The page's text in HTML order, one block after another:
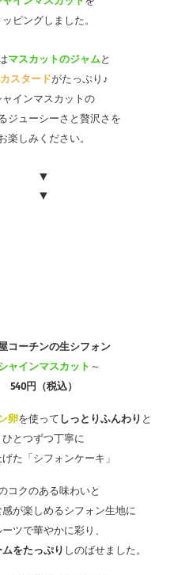
ッピングしました。
マスカットのジャムと
スタードがたっぷり♪
ャインマスカットの
ジューシーさと贅沢さを
楽しみください。
▼
▼
コーチンの生シフォン
ャインマスカット ～
540円（税込）
卵を使ってしっとりふんわり と
ひとつずつ丁寧に
た「シフォンケーキ」
コクのある味わいと
が楽しめるシフォン生地に
ツで華やかに彩り、
をたっぷり しのばせました。